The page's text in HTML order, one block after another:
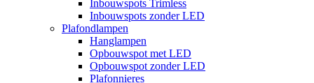
Inbouwspots Trimless
Inbouwspots zonder LED
Plafondlampen
Hanglampen
Opbouwspot met LED
Opbouwspot zonder LED
Plafonnieres